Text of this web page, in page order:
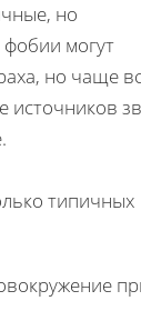
но
могут
но чаще
источников
типичных